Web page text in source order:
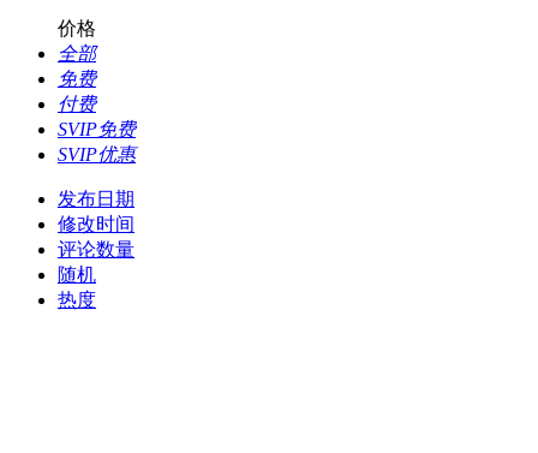
价格
全部
免费
付费
SVIP免费
SVIP优惠
发布日期
修改时间
评论数量
随机
热度